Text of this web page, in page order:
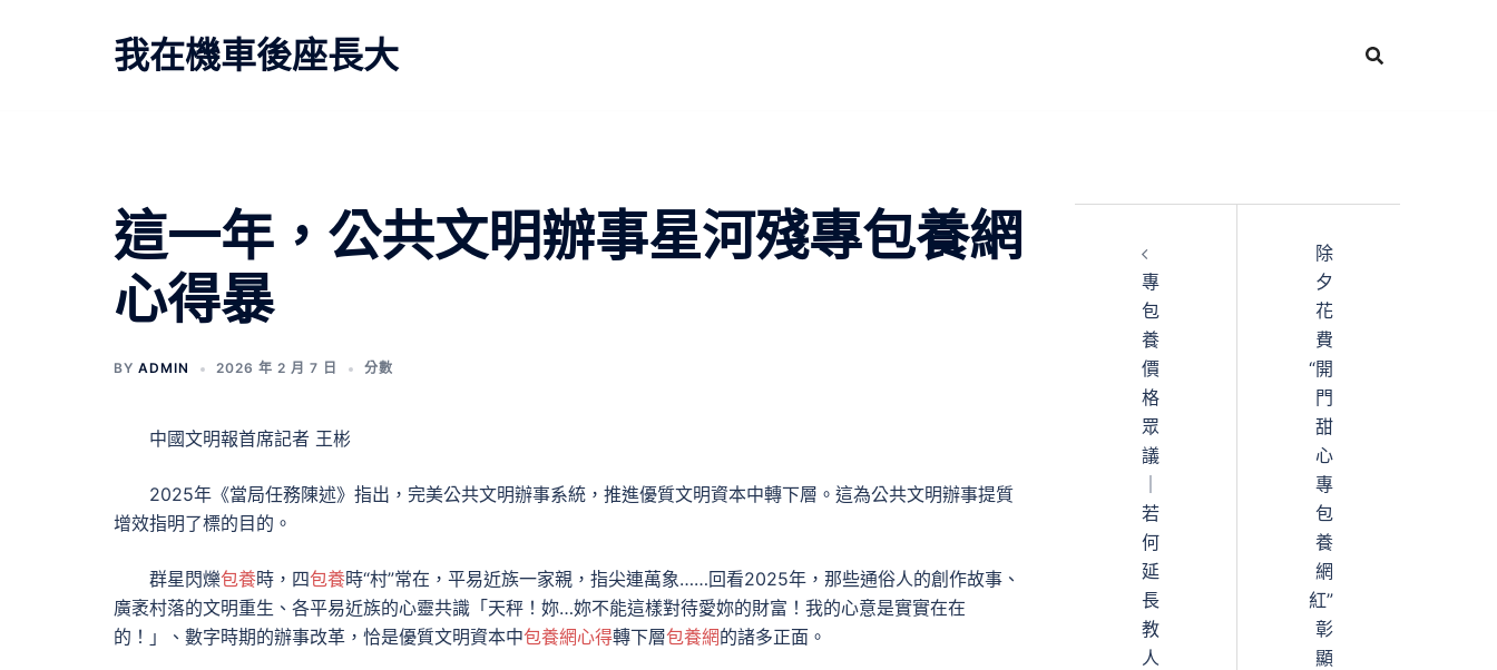
我在機車後座長大
這一年，公共文明辦事星河殘專包養網
心得暴
BY ADMIN 2026 年 2 月 7 日 分數
中國文明報首席記者 王彬
2025年《當局任務陳述》指出，完美公共文明辦事系統，推進優質文明資本中轉下層。這為公共文明辦事提質
增效指明了標的目的。
群星閃爍包養時，四包養時“村”常在，平易近族一家親，指尖連萬象……回看2025年，那些通俗人的創作故事、
廣袤村落的文明重生、各平易近族的心靈共識「天秤！妳…妳不能這樣對待愛妳的財富！我的心意是實實在在
的！」、數字時期的辦事改革，恰是優質文明資本中包養網心得轉下層包養網的諸多正面。
文
章
導
覽
專
包
養
價
格
眾
議
若
何
延
長
教
人
除
夕
花
費
“開
門
甜
心
專
包
養
網
紅”
彰
顯